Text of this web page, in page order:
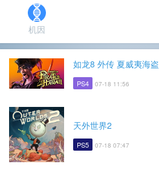
机因
如龙8 外传 夏威夷海盗
PS4 07-18 11:56
天外世界2
PS5 07-18 07:47